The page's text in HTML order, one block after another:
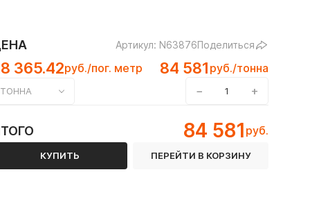
Артикул: N63876Поделиться
365.42руб./пог. метр 84 581 руб./тонна
ТОННА − +
84 581 руб.
КУПИТЬ ПЕРЕЙТИ В КОРЗИНУ